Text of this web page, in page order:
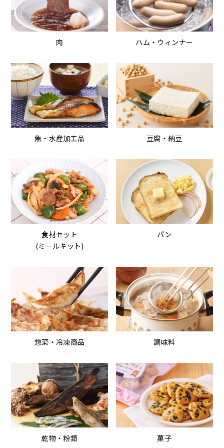
肉 ハム・ウィンナー
魚・水産加工品 豆腐・納豆
食材セット
(ミールキット)
パン
惣菜・冷凍商品 調味料
乾物・粉類 菓子